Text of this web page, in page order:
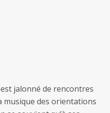
jalonné de rencontres
musique des orientations